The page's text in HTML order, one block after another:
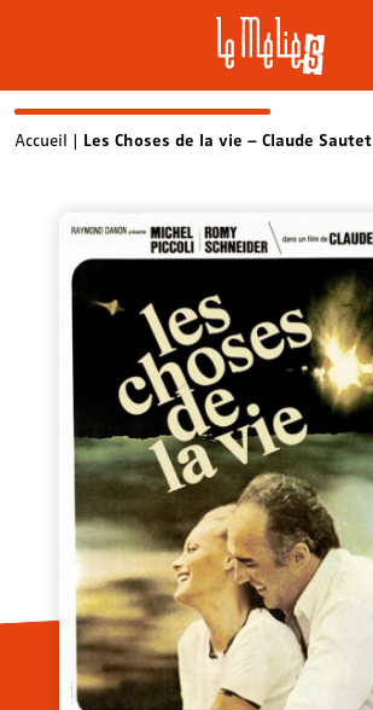
SkipAccueil | Les Choses de la vie – Claude Sautet